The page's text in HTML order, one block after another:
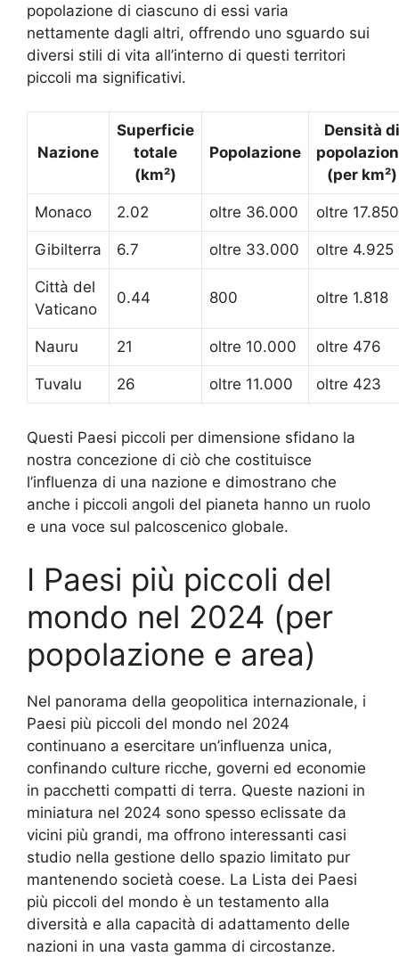
popolazione di ciascuno di essi varia
nettamente dagli altri, offrendo uno sguardo sui
diversi stili di vita all’interno di questi territori
piccoli ma significativi.
Nazione
Superficie
totale
(km²)
Popolazione
Densità di
(per km²)
Monaco 2.02 oltre 36.000 oltre 17.850
Gibilterra 6.7 oltre 33.000 oltre 4.925
Città del
Vaticano
0.44 800 oltre 1.818
Nauru 21 oltre 10.000 oltre 476
Tuvalu 26 oltre 11.000 oltre 423
Questi Paesi piccoli per dimensione sfidano la
nostra concezione di ciò che costituisce
l’influenza di una nazione e dimostrano che
anche i piccoli angoli del pianeta hanno un ruolo
e una voce sul palcoscenico globale.
I Paesi più piccoli del
mondo nel 2024 (per
popolazione e area)
Nel panorama della geopolitica internazionale, i
Paesi più piccoli del mondo nel 2024
continuano a esercitare un’influenza unica,
confinando culture ricche, governi ed economie
in pacchetti compatti di terra. Queste nazioni in
miniatura nel 2024 sono spesso eclissate da
vicini più grandi, ma offrono interessanti casi
studio nella gestione dello spazio limitato pur
mantenendo società coese. La Lista dei Paesi
più piccoli del mondo è un testamento alla
diversità e alla capacità di adattamento delle
nazioni in una vasta gamma di circostanze.